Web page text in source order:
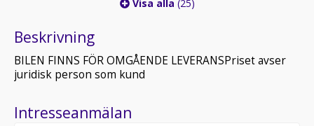
Visa alla (25)
Beskrivning
BILEN FINNS FÖR OMGÅENDE LEVERANSPriset avser
juridisk person som kund
Intresseanmälan